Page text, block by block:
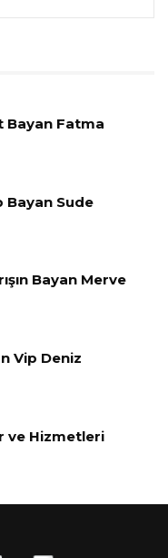
Bayan Fatma
Bayan Sude
Bayan Merve
Vip Deniz
ve Hizmetleri